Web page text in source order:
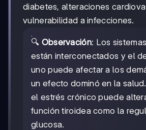
diabetes, alteraciones
vulnerabilidad a infecciones.
🔍 Observación: Los
están interconectados y el
uno puede afectar a los
un efecto dominó en la
el estrés crónico puede
función tiroidea como la
glucosa.